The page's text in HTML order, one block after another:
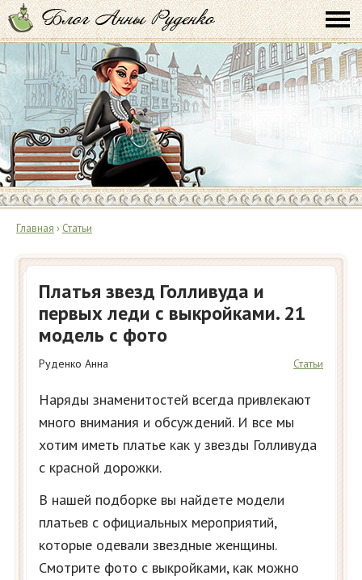
Главная › Статьи
Платья звезд Голливуда и
первых леди с выкройками. 21
модель с фото
Руденко Анна Статьи
Наряды знаменитостей всегда привлекают
много внимания и обсуждений. И все мы
хотим иметь платье как у звезды Голливуда
с красной дорожки.
В нашей подборке вы найдете модели
платьев с официальных мероприятий,
которые одевали звездные женщины.
Смотрите фото с выкройками, как можно